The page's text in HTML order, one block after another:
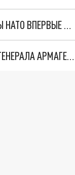
"ОЧЕНЬ ПЛОХИЕ НОВОСТИ": БОЛЬШАЯ ОШИБКА PALANTIR В РОССИИ. СТРАНЫ НАТО ВПЕРВЫЕ ЗА СВО ОСТАНОВИЛИ ПОСТАВКИ ОРУЖИЯ. ВСУ ТЕРЯЮТ ПРИГРАНИЧЬЕ?
ТРИ ГЛАВНЫХ ИНСАЙДА ОБ СВО. ОТМЕНА МОБИЛИЗАЦИИ И ВОЗВРАЩЕНИЕ "ГЕНЕРАЛА АРМАГЕДДОНА"? ОТЛИЧНЫЕ НОВОСТИ, КОТОРЫЕ ЖДАЛИ ВСЕ